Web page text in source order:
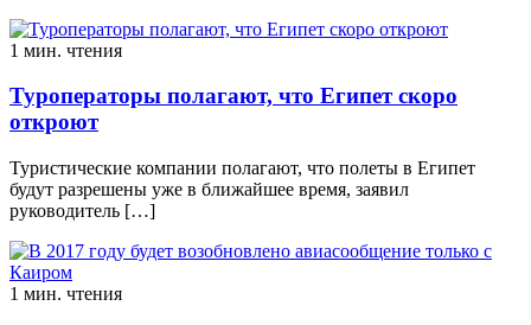
1 мин. чтения
Туроператоры полагают, что Египет скоро
откроют
Туристические компании полагают, что полеты в Египет
будут разрешены уже в ближайшее время, заявил
руководитель […]
1 мин. чтения